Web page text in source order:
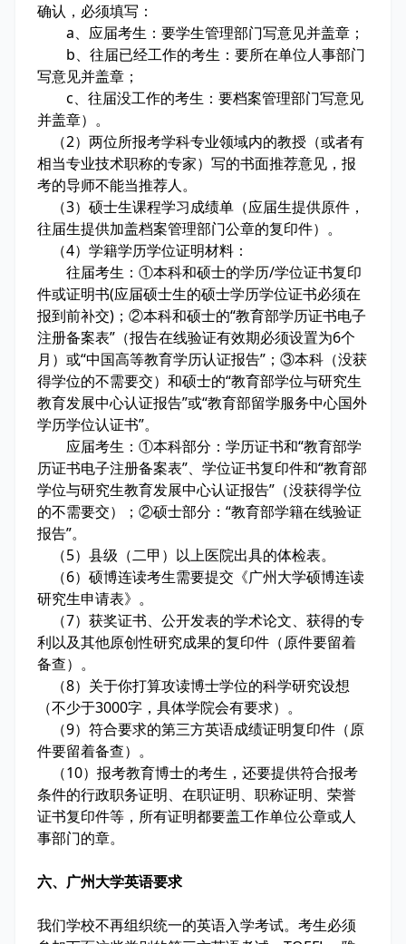
确认，必须填写：
a、应届考生：要学生管理部门写意见并盖章；
b、往届已经工作的考生：要所在单位人事部门
写意见并盖章；
c、往届没工作的考生：要档案管理部门写意见
并盖章）。
（2）两位所报考学科专业领域内的教授（或者有
相当专业技术职称的专家）写的书面推荐意见，报
考的导师不能当推荐人。
（3）硕士生课程学习成绩单（应届生提供原件，
往届生提供加盖档案管理部门公章的复印件）。
（4）学籍学历学位证明材料：
往届考生：①本科和硕士的学历/学位证书复印
件或证明书(应届硕士生的硕士学历学位证书必须在
报到前补交)；②本科和硕士的“教育部学历证书电子
注册备案表”（报告在线验证有效期必须设置为6个
月）或“中国高等教育学历认证报告”；③本科（没获
得学位的不需要交）和硕士的“教育部学位与研究生
教育发展中心认证报告”或“教育部留学服务中心国外
学历学位认证书”。
应届考生：①本科部分：学历证书和“教育部学
历证书电子注册备案表”、学位证书复印件和“教育部
学位与研究生教育发展中心认证报告”（没获得学位
的不需要交）；②硕士部分：“教育部学籍在线验证
报告”。
（5）县级（二甲）以上医院出具的体检表。
（6）硕博连读考生需要提交《广州大学硕博连读
研究生申请表》。
（7）获奖证书、公开发表的学术论文、获得的专
利以及其他原创性研究成果的复印件（原件要留着
备查）。
（8）关于你打算攻读博士学位的科学研究设想
（不少于3000字，具体学院会有要求）。
（9）符合要求的第三方英语成绩证明复印件（原
件要留着备查）。
（10）报考教育博士的考生，还要提供符合报考
条件的行政职务证明、在职证明、职称证明、荣誉
证书复印件等，所有证明都要盖工作单位公章或人
事部门的章。
六、广州大学英语要求
我们学校不再组织统一的英语入学考试。考生必须